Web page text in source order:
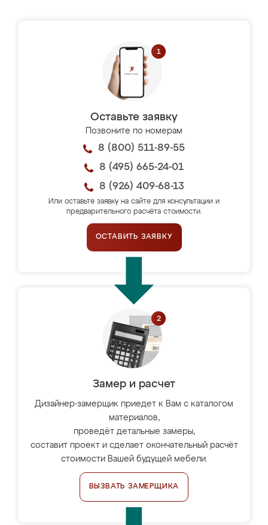
Оставьте заявку
Позвоните по номерам
8 (800) 511-89-55
8 (495) 665-24-01
8 (926) 409-68-13
Или оставьте заявку на сайте для консультации и
предварительного расчёта стоимости.
ОСТАВИТЬ ЗАЯВКУ
Замер и расчет
Дизайнер-замерщик приедет к Вам с каталогом
материалов,
проведёт детальные замеры,
составит проект и сделает окончательный расчёт
стоимости Вашей будущей мебели.
ВЫЗВАТЬ ЗАМЕРЩИКА